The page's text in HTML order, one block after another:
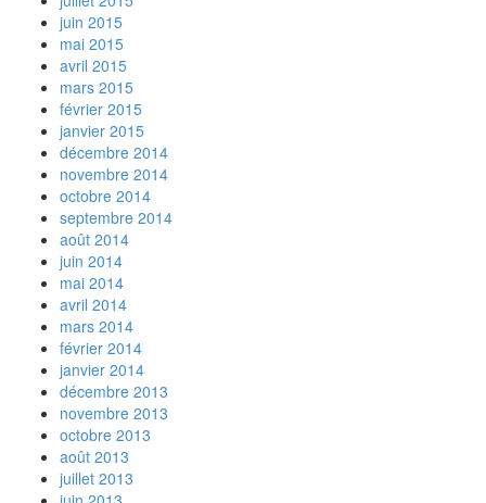
juin 2015
mai 2015
avril 2015
mars 2015
février 2015
janvier 2015
décembre 2014
novembre 2014
octobre 2014
septembre 2014
août 2014
juin 2014
mai 2014
avril 2014
mars 2014
février 2014
janvier 2014
décembre 2013
novembre 2013
octobre 2013
août 2013
juillet 2013